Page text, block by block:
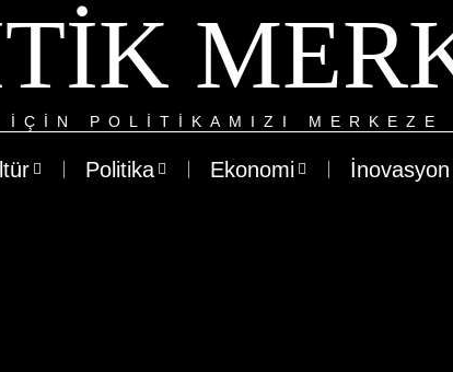
IÇIN POLITIKAMIZI
Politika Ekonomi İnovasyon